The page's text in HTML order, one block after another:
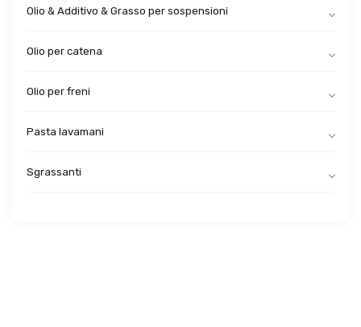
Olio & Additivo & Grasso per sospensioni
Olio per catena
Olio per freni
Pasta lavamani
Sgrassanti